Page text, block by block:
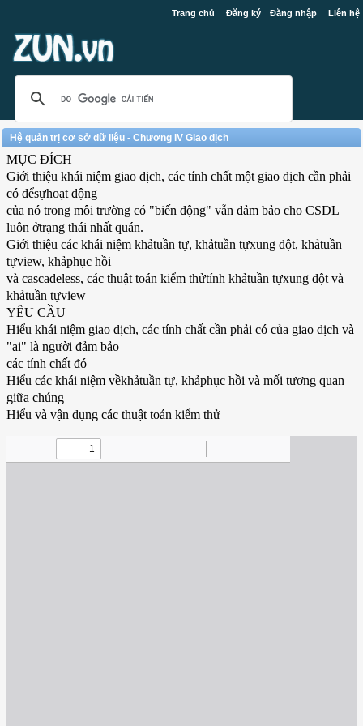
Trang chủ Đăng ký Đăng nhập Liên hệ
Hệ quản trị cơ sở dữ liệu - Chương IV Giao dịch
MỤC ĐÍCH
Giới thiệu khái niệm giao dịch, các tính chất một giao dịch cần phải
có đểsựhoạt động
của nó trong môi trường có "biến động" vẫn đảm bảo cho CSDL
luôn ởtrạng thái nhất quán.
Giới thiệu các khái niệm khảtuần tự, khảtuần tựxung đột, khảtuần
tựview, khảphục hồi
và cascadeless, các thuật toán kiểm thửtính khảtuần tựxung đột và
khảtuần tựview
YÊU CẦU
Hiểu khái niệm giao dịch, các tính chất cần phải có của giao dịch và
"ai" là người đảm bảo
các tính chất đó
Hiểu các khái niệm vềkhảtuần tự, khảphục hồi và mối tương quan
giữa chúng
Hiểu và vận dụng các thuật toán kiểm thử